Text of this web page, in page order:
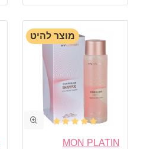
מוצר להיט
MON PLATIN